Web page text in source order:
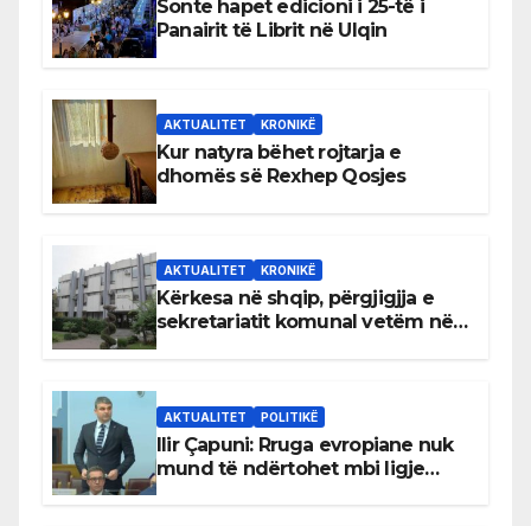
Sonte hapet edicioni i 25-të i
Panairit të Librit në Ulqin
AKTUALITET KRONIKË
Kur natyra bëhet rojtarja e
dhomës së Rexhep Qosjes
AKTUALITET KRONIKË
Kërkesa në shqip, përgjigjja e
sekretariatit komunal vetëm në
AKTUALITET POLITIKË
Ilir Çapuni: Rruga evropiane nuk
mund të ndërtohet mbi ligje